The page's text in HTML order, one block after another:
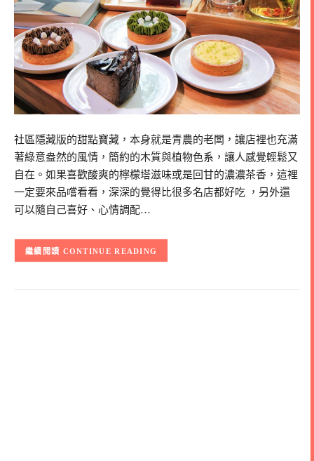
社區隱藏版的甜點寶藏，本身就是青農的老闆，讓店裡也充滿
著綠意盎然的風情，簡約的木質與植物色系，讓人感覺輕鬆又
自在。如果喜歡酸爽的檸檬塔滋味或是回甘的濃濃茶香，這裡
一定要來品嚐看看，深深的覺得比很多名店都好吃 ，另外還
可以隨自己喜好、心情調配…
CONTINUE READING